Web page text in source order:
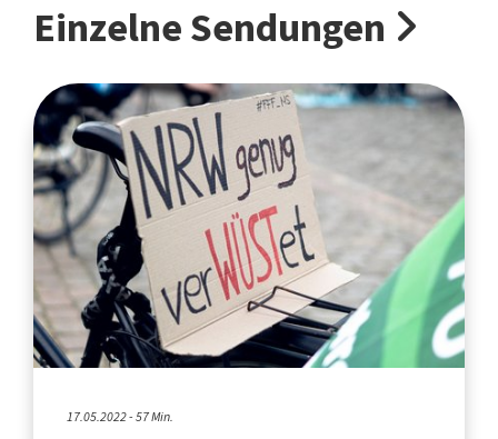
Einzelne Sendungen
17.05.2022 - 57 Min.